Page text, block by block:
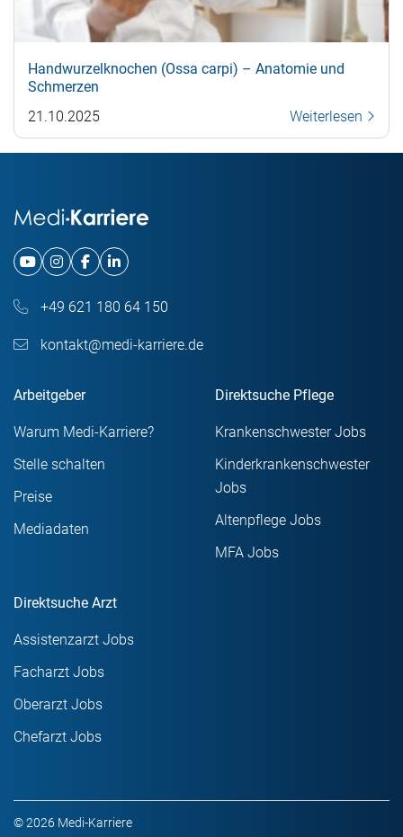
Handwurzelknochen (Ossa carpi) – Anatomie und
Schmerzen
21.10.2025
Weiterlesen
+49 621 180 64 150
kontakt@medi-karriere.de
Arbeitgeber
Warum Medi-Karriere?
Stelle schalten
Preise
Mediadaten
Direktsuche Pflege
Krankenschwester Jobs
Kinderkrankenschwester
Jobs
Altenpflege Jobs
MFA Jobs
Direktsuche Arzt
Assistenzarzt Jobs
Facharzt Jobs
Oberarzt Jobs
Chefarzt Jobs
© 2026 Medi-Karriere